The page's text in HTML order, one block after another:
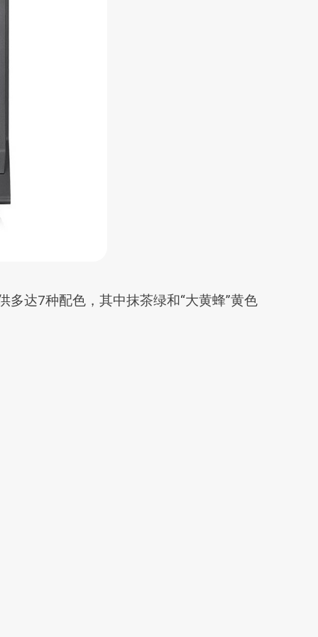
达7种配色，其中抹茶绿和“大黄蜂”黄色